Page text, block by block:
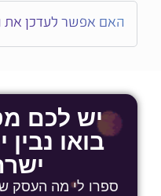
האם אפשר לעדכן
יש לכם
בואו
ספרו לי מה העסק